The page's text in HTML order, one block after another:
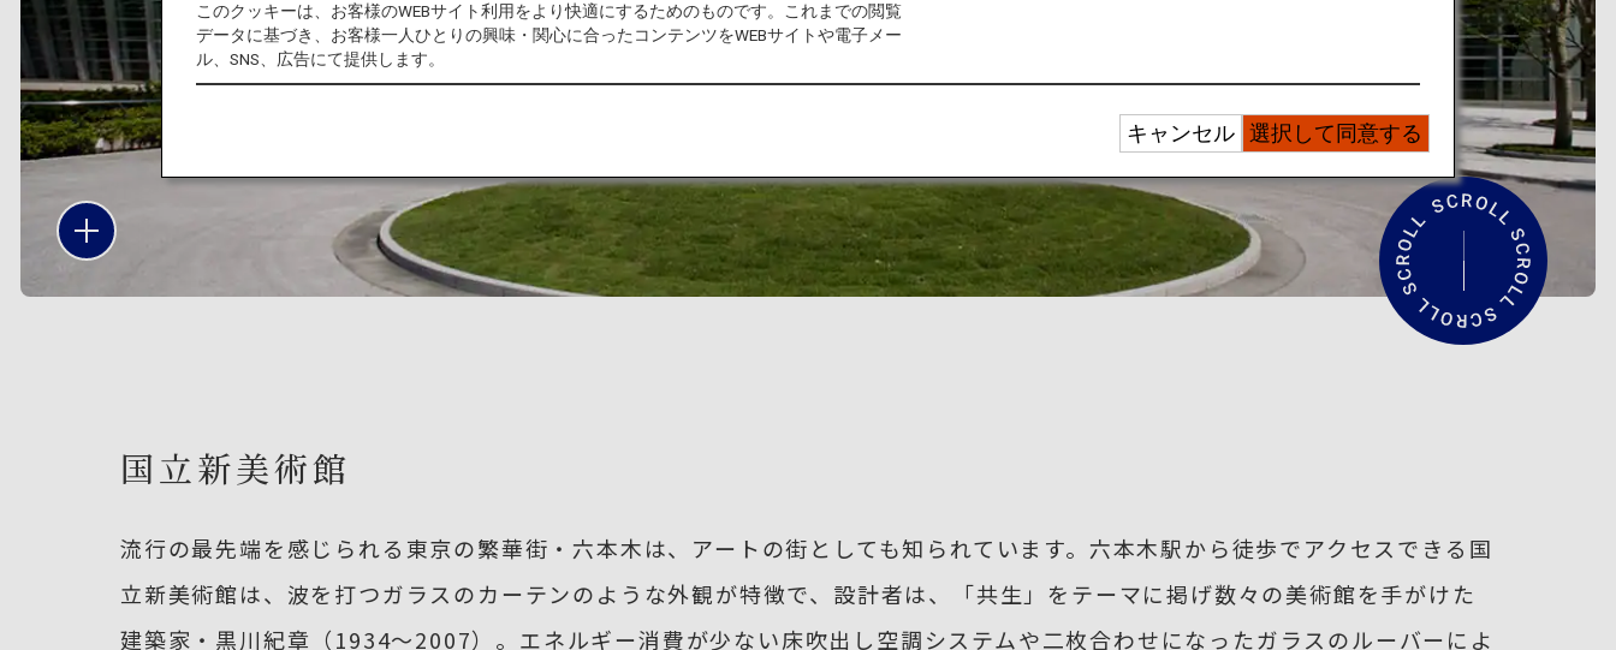
紹
介
文
を
読
国立新美術館
流行の最先端を感じられる東京の繁華街・六本木は、アートの街としても知られています。六本木駅から徒歩でアクセスできる国
立新美術館は、波を打つガラスのカーテンのような外観が特徴で、設計者は、「共生」をテーマに掲げ数々の美術館を手がけた
建築家・黒川紀章（1934〜2007）。エネルギー消費が少ない床吹出し空調システムや二枚合わせになったガラスのルーバーによ
このクッキーは、お客様のWEBサイト利用をより快適にするためのものです。これまでの閲覧
データに基づき、お客様一人ひとりの興味・関心に合ったコンテンツをWEBサイトや電子メー
ル、SNS、広告にて提供します。
選択して同意する
キャンセル